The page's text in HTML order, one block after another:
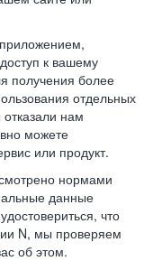
к вашему
получения более
отдельных
нам
можете
или продукт.
нормами
данные
что
N, мы проверяем
об этом.